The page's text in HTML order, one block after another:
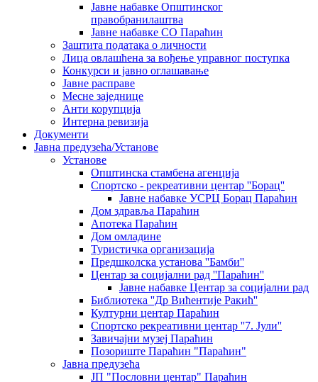
Јавне набавке Општинског
правобранилаштва
Јавне набавке СО Параћин
Заштита података о личности
Лица овлашћена за вођење управног поступка
Конкурси и јавно оглашавање
Јавне расправе
Месне заједнице
Анти корупција
Интерна ревизија
Документи
Јавна предузећа/Установе
Установе
Општинскa стамбенa агенцијa
Спортско - рекреативни центар ''Борац''
Јавне набавке УСРЦ Борац Параћин
Дом здравља Параћин
Апотека Параћин
Дом омладине
Туристичка организација
Предшколска установа ''Бамби''
Центар за социјални рад ''Параћин''
Јавне набавке Центар за социјални рад
Библиотека ''Др Вићентије Ракић''
Културни центар Параћин
Спортско рекреативни центар ''7. Јули''
Завичајни музеј Параћин
Позориште Параћин "Параћин"
Јавна предузећа
ЈП "Пословни центар" Параћин